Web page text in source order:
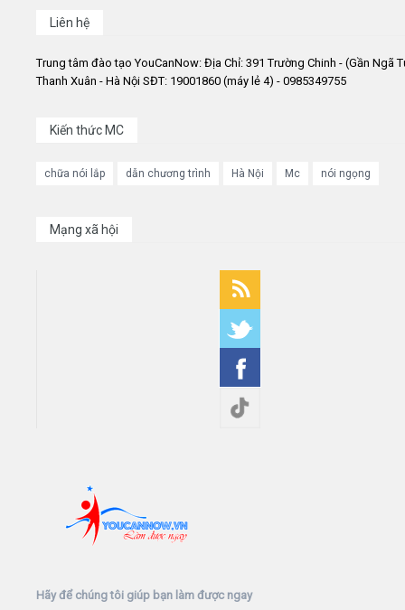
Liên hệ
Trung tâm đào tạo YouCanNow: Địa Chỉ: 391 Trường Chinh - (Gần Ngã
Thanh Xuân - Hà Nội SĐT: 19001860 (máy lẻ 4) - 0985349755
Kiến thức MC
chữa nói lắp dẫn chương trình Hà Nội Mc nói ngọng
Mạng xã hội
Hãy để chúng tôi giúp bạn làm được ngay